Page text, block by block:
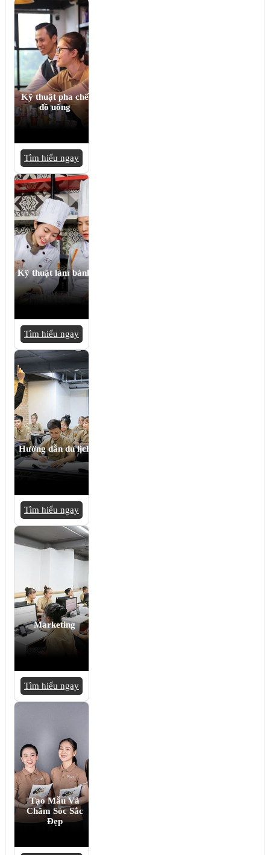
Kỹ thuật pha chế
đồ uống
Tìm hiểu ngay
Kỹ thuật làm bánh
Tìm hiểu ngay
Hướng dẫn du lịch
Tìm hiểu ngay
Marketing
Tìm hiểu ngay
Tạo Mẫu Và
Chăm Sóc Sắc
Đẹp